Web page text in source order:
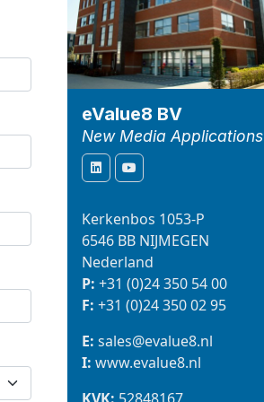
eValue8 BV
New Media Applications
Kerkenbos 1053-P
6546 BB NIJMEGEN
Nederland
P: +31 (0)24 350 54 00
F: +31 (0)24 350 02 95
E: sales@evalue8.nl
I: www.evalue8.nl